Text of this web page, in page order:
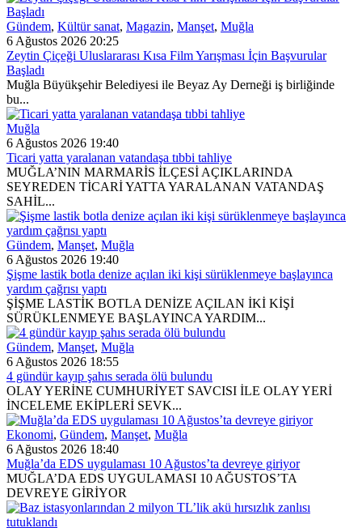
Gündem, Kültür sanat, Magazin, Manşet, Muğla
6 Ağustos 2026 20:25
Zeytin Çiçeği Uluslararası Kısa Film Yarışması İçin Başvurular
Başladı
Muğla Büyükşehir Belediyesi ile Beyaz Ay Derneği iş birliğinde
bu...
Muğla
6 Ağustos 2026 19:40
Ticari yatta yaralanan vatandaşa tıbbi tahliye
MUĞLA’NIN MARMARİS İLÇESİ AÇIKLARINDA
SEYREDEN TİCARİ YATTA YARALANAN VATANDAŞ
SAHİL...
Gündem, Manşet, Muğla
6 Ağustos 2026 19:40
Şişme lastik botla denize açılan iki kişi sürüklenmeye başlayınca
yardım çağrısı yaptı
ŞİŞME LASTİK BOTLA DENİZE AÇILAN İKİ KİŞİ
SÜRÜKLENMEYE BAŞLAYINCA YARDIM...
Gündem, Manşet, Muğla
6 Ağustos 2026 18:55
4 gündür kayıp şahıs serada ölü bulundu
OLAY YERİNE CUMHURİYET SAVCISI İLE OLAY YERİ
İNCELEME EKİPLERİ SEVK...
Ekonomi, Gündem, Manşet, Muğla
6 Ağustos 2026 18:40
Muğla’da EDS uygulaması 10 Ağustos’ta devreye giriyor
MUĞLA’DA EDS UYGULAMASI 10 AĞUSTOS’TA
DEVREYE GİRİYOR